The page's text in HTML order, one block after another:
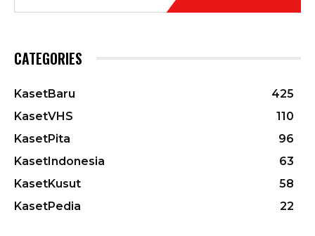
CATEGORIES
KasetBaru
425
KasetVHS
110
KasetPita
96
KasetIndonesia
63
KasetKusut
58
KasetPedia
22